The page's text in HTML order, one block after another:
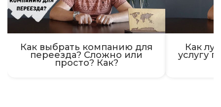
Как выбрать компанию для
переезда? Сложно или
просто? Как?
Как
услугу